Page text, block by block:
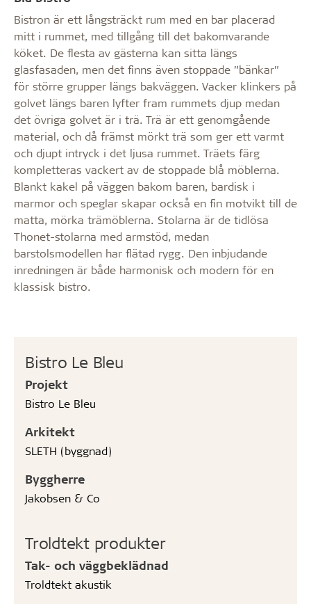
Bistro Le Bleu
Projekt
Bistro Le Bleu
Arkitekt
SLETH (byggnad)
Byggherre
Jakobsen & Co
Troldtekt produkter
Tak- och väggbeklädnad
Troldtekt akustik
Bistron är ett långsträckt rum med en bar placerad
mitt i rummet, med tillgång till det bakomvarande
köket. De flesta av gästerna kan sitta längs
glasfasaden, men det finns även stoppade ”bänkar”
för större grupper längs bakväggen. Vacker klinkers på
golvet längs baren lyfter fram rummets djup medan
det övriga golvet är i trä. Trä är ett genomgående
material, och då främst mörkt trä som ger ett varmt
och djupt intryck i det ljusa rummet. Träets färg
kompletteras vackert av de stoppade blå möblerna.
Blankt kakel på väggen bakom baren, bardisk i
marmor och speglar skapar också en fin motvikt till de
matta, mörka trämöblerna. Stolarna är de tidlösa
Thonet-stolarna med armstöd, medan
barstolsmodellen har flätad rygg. Den inbjudande
inredningen är både harmonisk och modern för en
klassisk bistro.